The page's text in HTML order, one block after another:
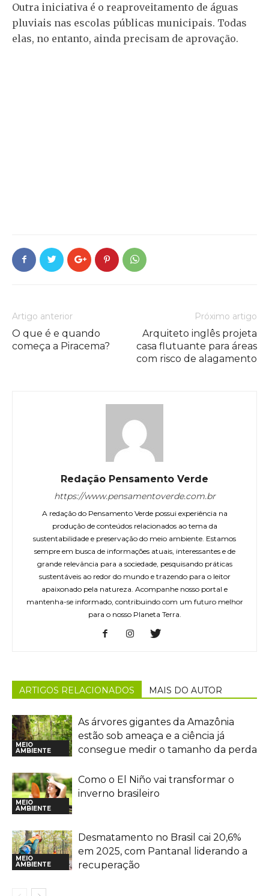
Outra iniciativa é o reaproveitamento de águas
pluviais nas escolas públicas municipais. Todas
elas, no entanto, ainda precisam de aprovação.
Artigo anterior
O que é e quando
começa a Piracema?
Próximo artigo
Arquiteto inglês projeta
casa flutuante para áreas
com risco de alagamento
Redação Pensamento Verde
https://www.pensamentoverde.com.br
A redação do Pensamento Verde possui experiência na
produção de conteúdos relacionados ao tema da
sustentabilidade e preservação do meio ambiente. Estamos
sempre em busca de informações atuais, interessantes e de
grande relevância para a sociedade, pesquisando práticas
sustentáveis ao redor do mundo e trazendo para o leitor
apaixonado pela natureza. Acompanhe nosso portal e
mantenha-se informado, contribuindo com um futuro melhor
para o nosso Planeta Terra.
ARTIGOS RELACIONADOS MAIS DO AUTOR
MEIO
AMBIENTE
As árvores gigantes da Amazônia
estão sob ameaça e a ciência já
consegue medir o tamanho da perda
MEIO
AMBIENTE
Como o El Niño vai transformar o
inverno brasileiro
MEIO
AMBIENTE
Desmatamento no Brasil cai 20,6%
em 2025, com Pantanal liderando a
recuperação